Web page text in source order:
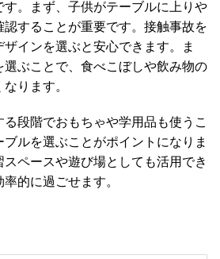
す。まず、子供がテーブルに上りや
することが重要です。接触事故を
インを選ぶと安心できます。ま
選ぶことで、食べこぼしや飲み物の
ります。
段階でおもちゃや学用品も使うこ
ルを選ぶことがポイントになりま
ペースや遊び場としても活用でき
的に過ごせます。